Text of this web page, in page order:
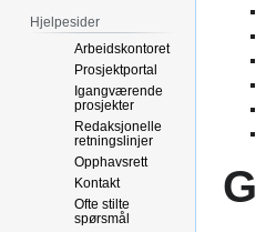
G
Hjelpesider
Arbeidskontoret
Prosjektportal
Igangværende
prosjekter
Redaksjonelle
retningslinjer
Opphavsrett
Kontakt
Ofte stilte
spørsmål